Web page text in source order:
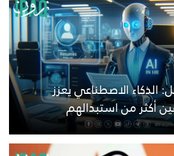
الذكاء الاصطناعي يعزز
أكثر من استبدالهم